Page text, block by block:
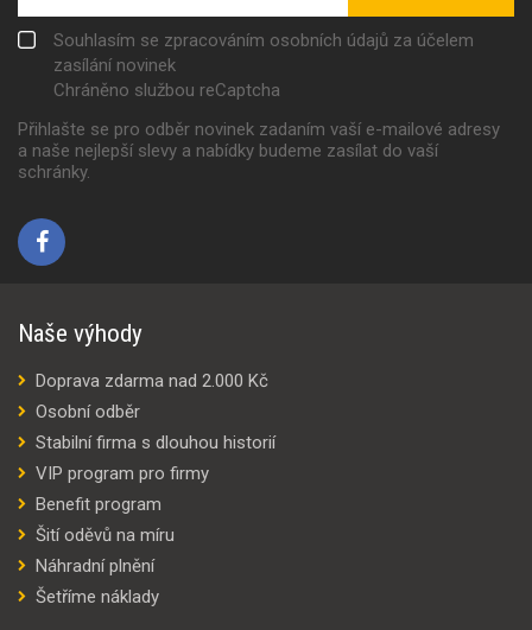
Souhlasím se zpracováním osobních údajů za účelem
zasílání novinek
Chráněno službou reCaptcha
Přihlašte se pro odběr novinek zadaním vaší e-mailové adresy
a naše nejlepší slevy a nabídky budeme zasílat do vaší
schránky.
Naše výhody
Doprava zdarma nad 2.000 Kč
Osobní odběr
Stabilní firma s dlouhou historií
VIP program pro firmy
Benefit program
Šití oděvů na míru
Náhradní plnění
Šetříme náklady